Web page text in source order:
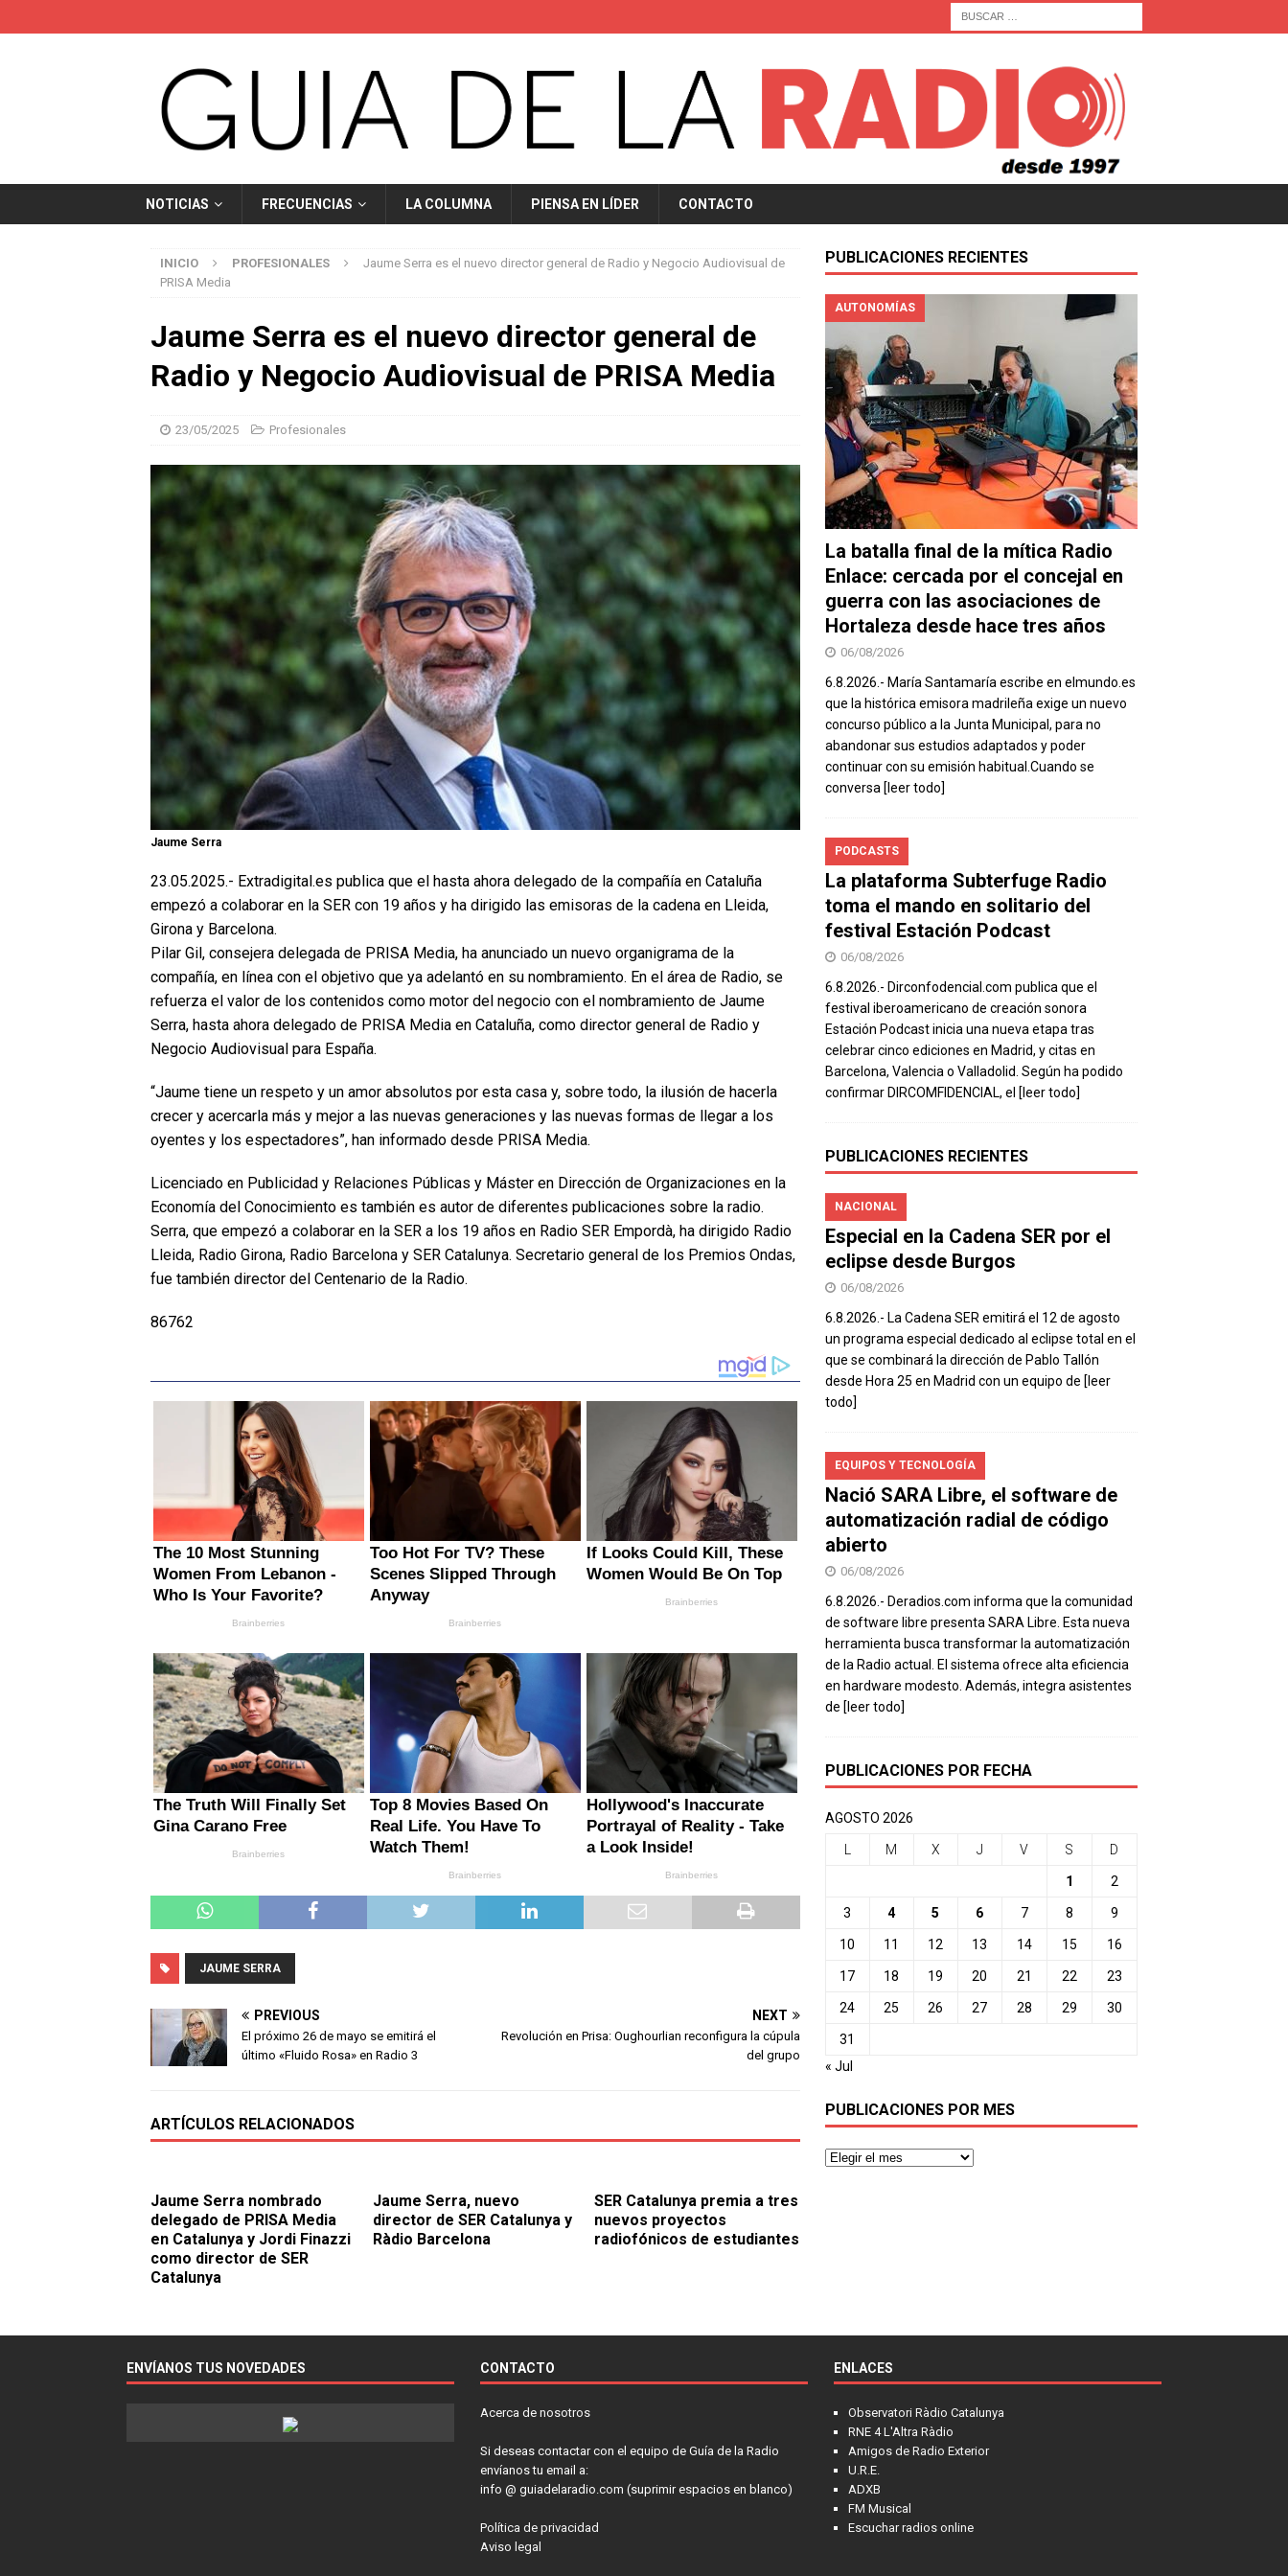
NOTICIAS FRECUENCIAS LA COLUMNA PIENSA EN LÍDER CONTACTO
INICIO PROFESIONALES
Jaume Serra es el nuevo director general de Radio y Negocio Audiovisual de
PRISA Media
Jaume Serra es el nuevo director general de
Radio y Negocio Audiovisual de PRISA Media
23/05/2025 Profesionales
Jaume Serra
23.05.2025.- Extradigital.es publica que el hasta ahora delegado de la compañía en Cataluña
empezó a colaborar en la SER con 19 años y ha dirigido las emisoras de la cadena en Lleida,
Girona y Barcelona.
Pilar Gil, consejera delegada de PRISA Media, ha anunciado un nuevo organigrama de la
compañía, en línea con el objetivo que ya adelantó en su nombramiento. En el área de Radio, se
refuerza el valor de los contenidos como motor del negocio con el nombramiento de Jaume
Serra, hasta ahora delegado de PRISA Media en Cataluña, como director general de Radio y
Negocio Audiovisual para España.
“Jaume tiene un respeto y un amor absolutos por esta casa y, sobre todo, la ilusión de hacerla
crecer y acercarla más y mejor a las nuevas generaciones y las nuevas formas de llegar a los
oyentes y los espectadores”, han informado desde PRISA Media.
Licenciado en Publicidad y Relaciones Públicas y Máster en Dirección de Organizaciones en la
Economía del Conocimiento es también es autor de diferentes publicaciones sobre la radio.
Serra, que empezó a colaborar en la SER a los 19 años en Radio SER Empordà, ha dirigido Radio
Lleida, Radio Girona, Radio Barcelona y SER Catalunya. Secretario general de los Premios Ondas,
fue también director del Centenario de la Radio.
86762
JAUME SERRA
PREVIOUS
El próximo 26 de mayo se emitirá el
último «Fluido Rosa» en Radio 3
NEXT
Revolución en Prisa: Oughourlian reconfigura la cúpula
del grupo
ARTÍCULOS RELACIONADOS
Jaume Serra nombrado
delegado de PRISA Media
en Catalunya y Jordi Finazzi
como director de SER
Catalunya
Jaume Serra, nuevo
director de SER Catalunya y
Ràdio Barcelona
SER Catalunya premia a tres
nuevos proyectos
radiofónicos de estudiantes
PUBLICACIONES RECIENTES
AUTONOMÍAS
La batalla final de la mítica Radio
Enlace: cercada por el concejal en
guerra con las asociaciones de
Hortaleza desde hace tres años
06/08/2026
6.8.2026.- María Santamaría escribe en elmundo.es
que la histórica emisora madrileña exige un nuevo
concurso público a la Junta Municipal, para no
abandonar sus estudios adaptados y poder
continuar con su emisión habitual.Cuando se
conversa [leer todo]
PODCASTS
La plataforma Subterfuge Radio
toma el mando en solitario del
festival Estación Podcast
06/08/2026
6.8.2026.- Dirconfodencial.com publica que el
festival iberoamericano de creación sonora
Estación Podcast inicia una nueva etapa tras
celebrar cinco ediciones en Madrid, y citas en
Barcelona, Valencia o Valladolid. Según ha podido
confirmar DIRCOMFIDENCIAL, el [leer todo]
PUBLICACIONES RECIENTES
NACIONAL
Especial en la Cadena SER por el
eclipse desde Burgos
06/08/2026
6.8.2026.- La Cadena SER emitirá el 12 de agosto
un programa especial dedicado al eclipse total en el
que se combinará la dirección de Pablo Tallón
desde Hora 25 en Madrid con un equipo de [leer
todo]
EQUIPOS Y TECNOLOGÍA
Nació SARA Libre, el software de
automatización radial de código
abierto
06/08/2026
6.8.2026.- Deradios.com informa que la comunidad
de software libre presenta SARA Libre. Esta nueva
herramienta busca transformar la automatización
de la Radio actual. El sistema ofrece alta eficiencia
en hardware modesto. Además, integra asistentes
de [leer todo]
PUBLICACIONES POR FECHA
AGOSTO 2026
L M X J V S D
1 2
3 4 5 6 7 8 9
10 11 12 13 14 15 16
17 18 19 20 21 22 23
24 25 26 27 28 29 30
31
« Jul
PUBLICACIONES POR MES
ENVÍANOS TUS NOVEDADES CONTACTO
Acerca de nosotros
Si deseas contactar con el equipo de Guía de la Radio
envíanos tu email a:
info @ guiadelaradio.com (suprimir espacios en blanco)
Política de privacidad
Aviso legal
ENLACES
Observatori Ràdio Catalunya
RNE 4 L'Altra Ràdio
Amigos de Radio Exterior
U.R.E.
ADXB
FM Musical
Escuchar radios online